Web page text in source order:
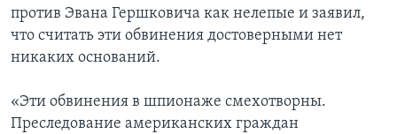
против Эвана Гершковича как нелепые и заявил,
что считать эти обвинения достоверными нет
никаких оснований.
«Эти обвинения в шпионаже смехотворны.
Преследование американских граждан